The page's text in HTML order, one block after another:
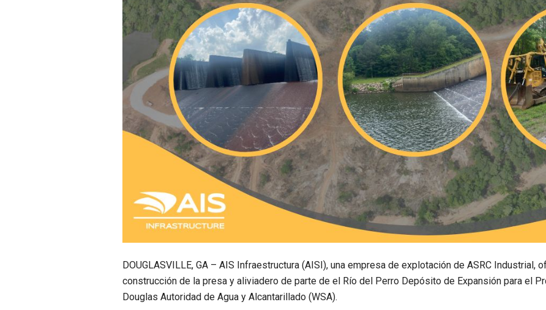
DOUGLASVILLE, GA – AIS Infraestructura (AISI), una empresa de explotación de ASRC Industrial,
construcción de la presa y aliviadero de parte de el Río del Perro Depósito de Expansión para el
Douglas Autoridad de Agua y Alcantarillado (WSA).